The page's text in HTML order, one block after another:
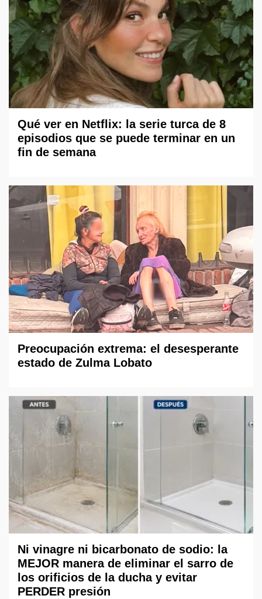
Qué ver en Netflix: la serie turca de 8
episodios que se puede terminar en un
fin de semana
Preocupación extrema: el desesperante
estado de Zulma Lobato
Ni vinagre ni bicarbonato de sodio: la
MEJOR manera de eliminar el sarro de
los orificios de la ducha y evitar
PERDER presión